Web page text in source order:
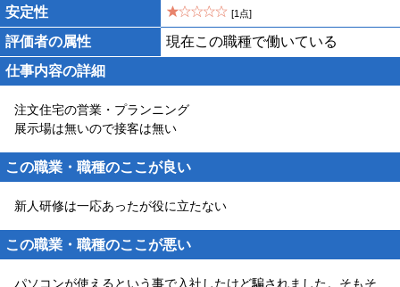
安定性 [1点]
評価者の属性
現在この職種で働いている
仕事内容の詳細
注文住宅の営業・プランニング
展示場は無いので接客は無い
この職業・職種のここが良い
新人研修は一応あったが役に立たない
この職業・職種のここが悪い
パソコンが使えるという事で入社したけど騙されました。そもそ